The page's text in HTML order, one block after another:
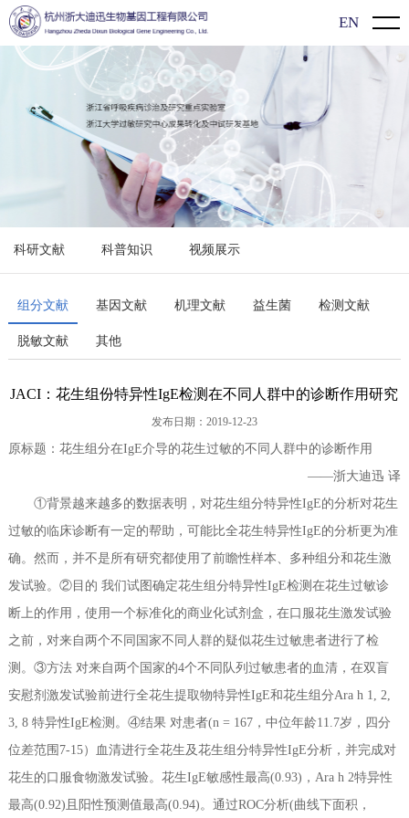
EN
科研文献 科普知识 视频展示
组分文献 基因文献 机理文献 益生菌 检测文献
脱敏文献 其他
JACI：花生组份特异性IgE检测在不同人群中的诊断作用研究
发布日期：2019-12-23
原标题：花生组分在IgE介导的花生过敏的不同人群中的诊断作用
——浙大迪迅 译
①背景越来越多的数据表明，对花生组分特异性IgE的分析对花生
过敏的临床诊断有一定的帮助，可能比全花生特异性IgE的分析更为准
确。然而，并不是所有研究都使用了前瞻性样本、多种组分和花生激
发试验。②目的 我们试图确定花生组分特异性IgE检测在花生过敏诊
断上的作用，使用一个标准化的商业化试剂盒，在口服花生激发试验
之前，对来自两个不同国家不同人群的疑似花生过敏患者进行了检
测。③方法 对来自两个国家的4个不同队列过敏患者的血清，在双盲
安慰剂激发试验前进行全花生提取物特异性IgE和花生组分Ara h 1, 2,
3, 8 特异性IgE检测。④结果 对患者(n = 167，中位年龄11.7岁，四分
位差范围7-15）血清进行全花生及花生组分特异性IgE分析，并完成对
花生的口服食物激发试验。花生IgE敏感性最高(0.93)，Ara h 2特异性
最高(0.92)且阳性预测值最高(0.94)。通过ROC分析(曲线下面积，
关于我们
公司介绍
企业文化
发展历程
新闻动态
企业动态
展会信息
行业动态
产品介绍
新型冠状病毒（2019-nCoV）检测系列
过敏原特异性抗体IgE检测系列
食物特异性抗体IgG/lgG4检测系列
单组分过敏原检测系列
产品专属设备--高通量全自动免疫印迹仪及判读软件
过敏知识
科研文献
科普知识
联系方式